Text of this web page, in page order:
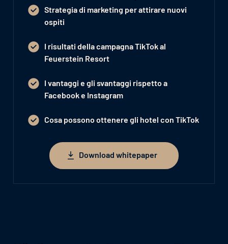
Strategia di marketing per attirare nuovi
ospiti
I risultati della campagna TikTok al
Feuerstein Resort
I vantaggi e gli svantaggi rispetto a
Facebook e Instagram
Cosa possono ottenere gli hotel con TikTok
Download whitepaper
Download whitepaper